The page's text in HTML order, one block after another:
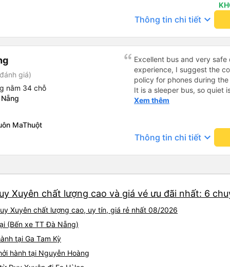
Thông tin chi tiết keyboard_arrow_down
giá)
nằm 34 chỗ
MaThuột
Excellent bus and very
experience, I suggest the
policy for phones during
It is a sleeper bus, so quiet
Wi-Fi password clearly
hơn, tôi góp ý nhà xe nên
lặng (tắt âm thanh điện
Tôi vẫn sẽ tiếp tục ủng hộ
Xem thêm
Thông tin chi tiết keyboard_arrow_down
Xuyên chất lượng cao và giá vé ưu đãi nhất: 6
Xuyên chất lượng cao, uy tín, giá rẻ nhất 08/2026
(Bến xe TT Đà Nẵng)
tại Ga Tam Kỳ
hành tại Nguyễn Hoàng